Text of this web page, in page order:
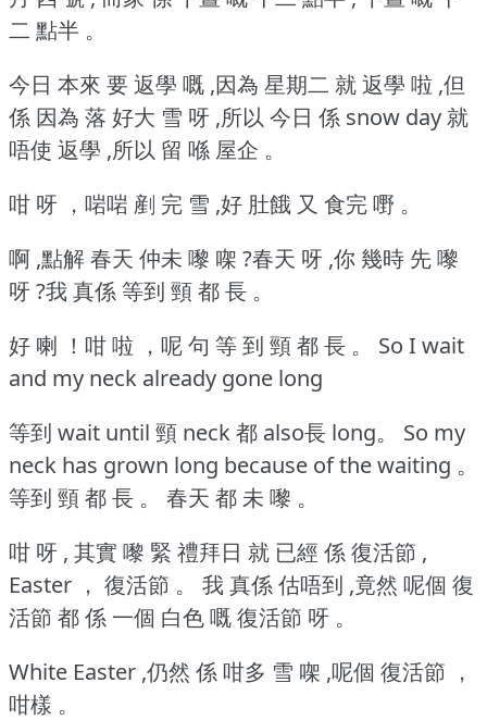
二 點半 。
今日 本來 要 返學 嘅 ,因為 星期二 就 返學 啦 ,但
係 因為 落 好大 雪 呀 ,所以 今日 係 snow day 就
唔使 返學 ,所以 留 喺 屋企 。
咁 呀 ，啱啱 剷 完 雪 ,好 肚餓 又 食完 嘢 。
啊 ,點解 春天 仲未 嚟 㗎 ?春天 呀 ,你 幾時 先 嚟
呀 ?我 真係 等到 頸 都 長 。
好 喇 ！咁 啦 ，呢 句 等 到 頸 都 長 。
So I wait
and my neck already gone long
等到 wait until 頸 neck 都 also長 long。
So my
neck has grown long because of the waiting 。
等到 頸 都 長 。
春天 都 未 嚟 。
咁 呀 , 其實 嚟 緊 禮拜日 就 已經 係 復活節 ,
Easter ， 復活節 。
我 真係 估唔到 ,竟然 呢個 復
活節 都 係 一個 白色 嘅 復活節 呀 。
White Easter ,仍然 係 咁多 雪 㗎 ,呢個 復活節 ，
咁樣 。